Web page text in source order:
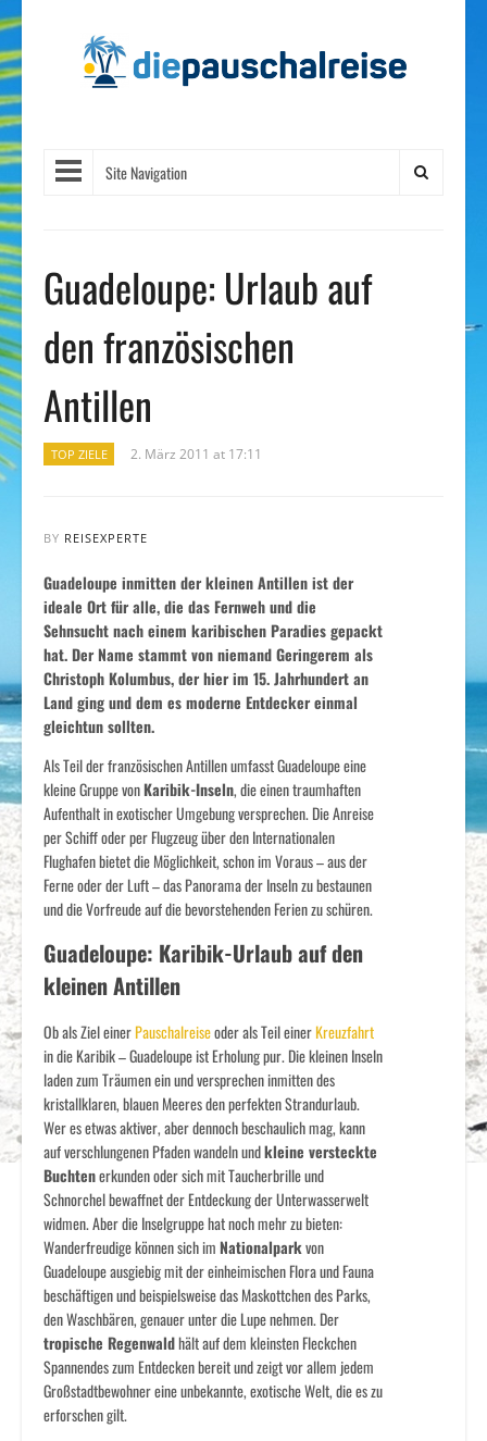
Site Navigation
Guadeloupe: Urlaub auf
den französischen
Antillen
TOP ZIELE 2. März 2011 at 17:11
BY REISEXPERTE
Guadeloupe inmitten der kleinen Antillen ist der
ideale Ort für alle, die das Fernweh und die
Sehnsucht nach einem karibischen Paradies gepackt
hat. Der Name stammt von niemand Geringerem als
Christoph Kolumbus, der hier im 15. Jahrhundert an
Land ging und dem es moderne Entdecker einmal
gleichtun sollten.
Als Teil der französischen Antillen umfasst Guadeloupe eine
kleine Gruppe vonKaribik-Inseln, die einen traumhaften
Aufenthalt in exotischer Umgebung versprechen. Die Anreise
per Schiff oder per Flugzeug über den Internationalen
Flughafen bietet die Möglichkeit, schon im Voraus – aus der
Ferne oder der Luft – das Panorama der Inseln zu bestaunen
und die Vorfreude auf die bevorstehenden Ferien zu schüren.
Guadeloupe: Karibik-Urlaub auf den
kleinen Antillen
Ob als Ziel einerPauschalreiseoder als Teil einerKreuzfahrt
in die Karibik – Guadeloupe ist Erholung pur. Die kleinen Inseln
laden zum Träumen ein und versprechen inmitten des
kristallklaren, blauen Meeres den perfekten Strandurlaub.
Wer es etwas aktiver, aber dennoch beschaulich mag, kann
auf verschlungenen Pfaden wandeln undkleine versteckte
Buchtenerkunden oder sich mit Taucherbrille und
Schnorchel bewaffnet der Entdeckung der Unterwasserwelt
widmen. Aber die Inselgruppe hat noch mehr zu bieten:
Wanderfreudige können sich imNationalparkvon
Guadeloupe ausgiebig mit der einheimischen Flora und Fauna
beschäftigen und beispielsweise das Maskottchen des Parks,
den Waschbären, genauer unter die Lupe nehmen. Der
tropische Regenwaldhält auf dem kleinsten Fleckchen
Spannendes zum Entdecken bereit und zeigt vor allem jedem
Großstadtbewohner eine unbekannte, exotische Welt, die es zu
erforschen gilt.